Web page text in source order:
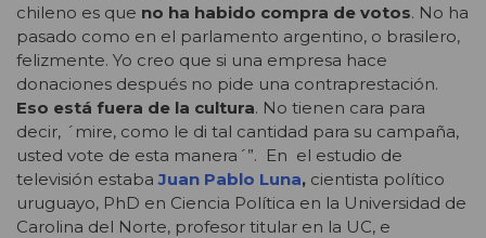
chileno es que no ha habido compra de votos. No ha
pasado como en el parlamento argentino, o brasilero,
felizmente. Yo creo que si una empresa hace
donaciones después no pide una contraprestación.
Eso está fuera de la cultura. No tienen cara para
decir, ´mire, como le di tal cantidad para su campaña,
usted vote de esta manera´”. En el estudio de
televisión estabaJuan Pablo Luna, cientista político
uruguayo, PhD en Ciencia Política en la Universidad de
Carolina del Norte, profesor titular en la UC, e